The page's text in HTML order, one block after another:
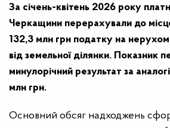
За січень-квітень 2026 року
Черкащини перерахували до
132,3 млн грн податку на
від земельної ділянки. Показник
минулорічний результат за
млн грн.
Основний обсяг надходжень